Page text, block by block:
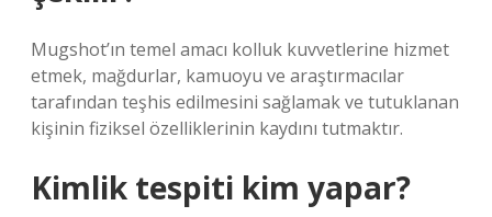
Mugshot’ın temel amacı kolluk kuvvetlerine hizmet
etmek, mağdurlar, kamuoyu ve araştırmacılar
tarafından teşhis edilmesini sağlamak ve tutuklanan
kişinin fiziksel özelliklerinin kaydını tutmaktır.
Kimlik tespiti kim yapar?